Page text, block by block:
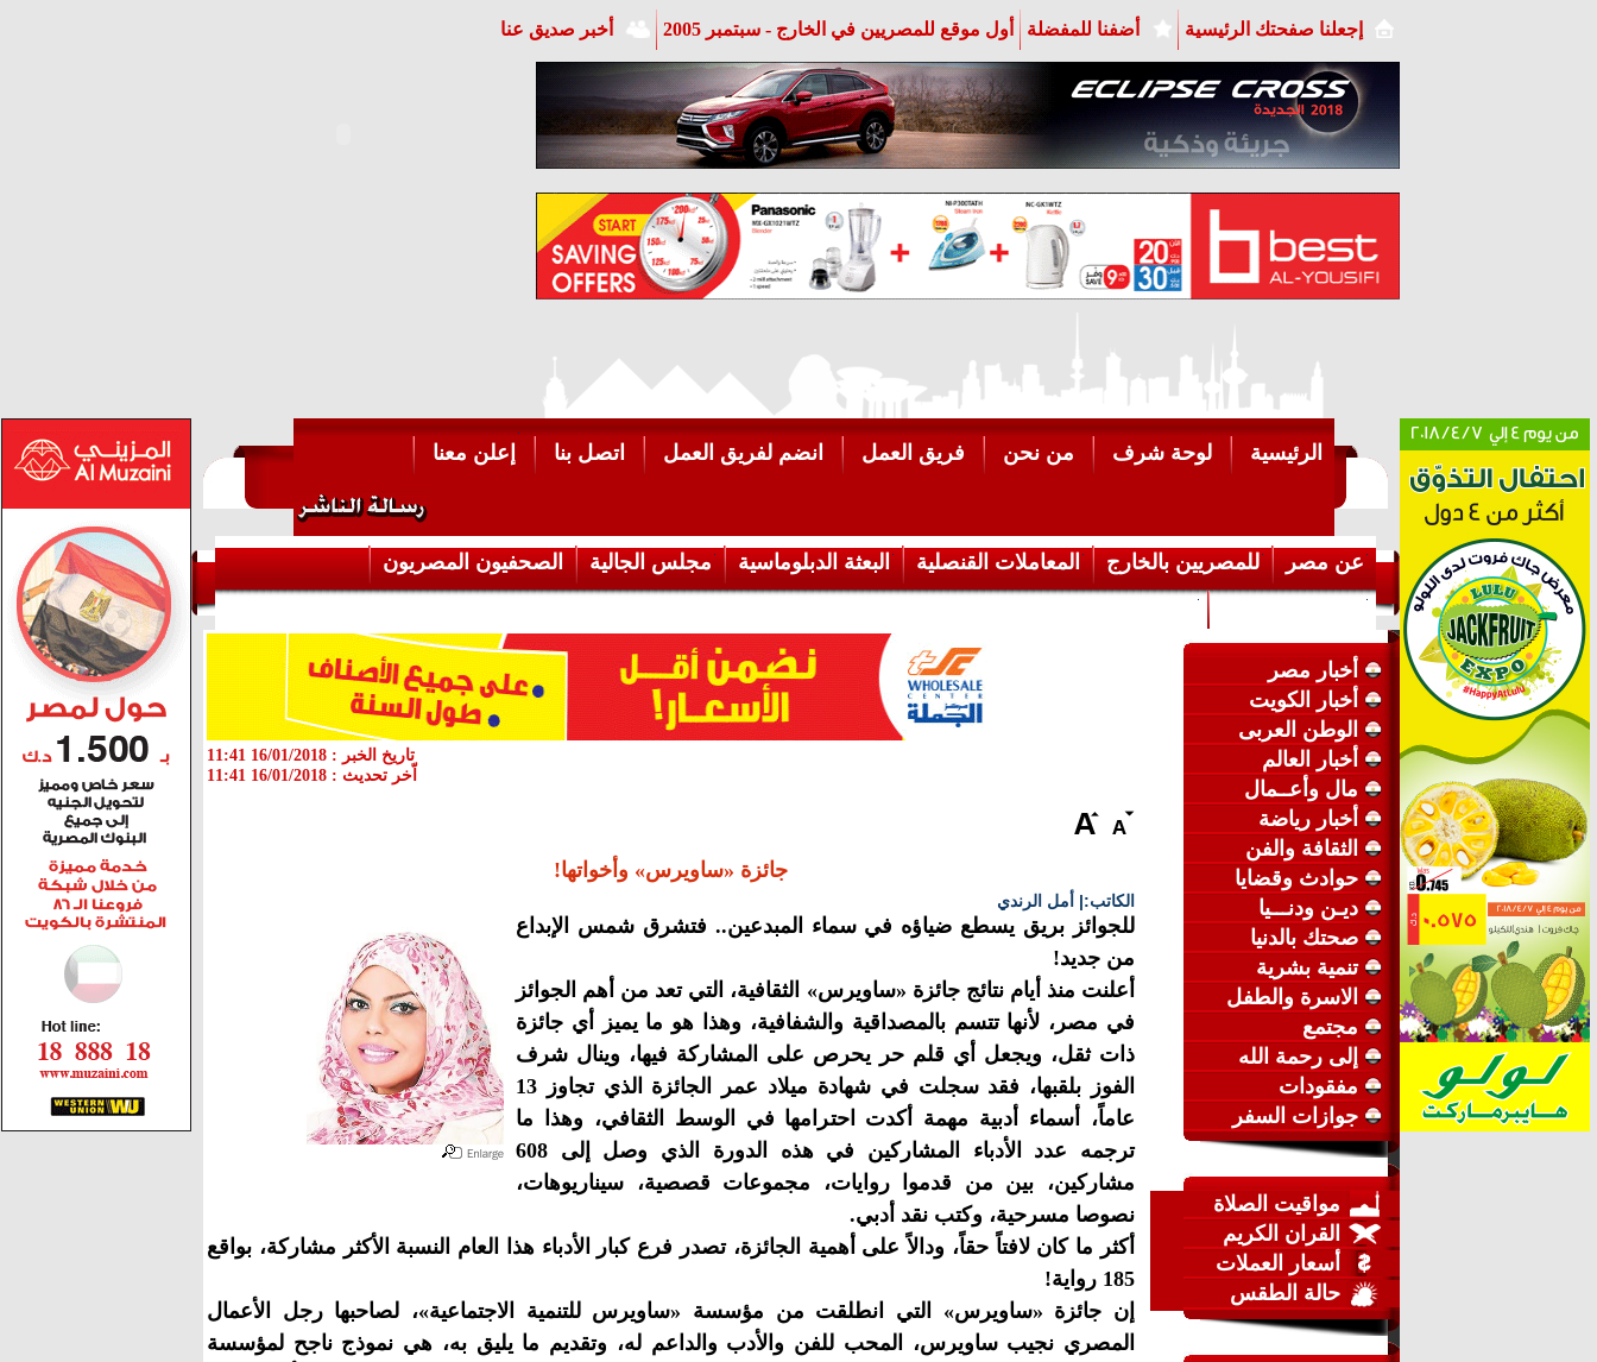
إجعلنا صفحتك الرئيسية أضفنا للمفضلة أول موقع للمصريين في الخارج - سبتمبر 2005 أخبر صديق عنا
الرئيسية لوحة شرف من نحن فريق العمل انضم لفريق العمل اتصل بنا إعلن معنا
عن مصر للمصريين بالخارج المعاملات القنصلية البعثة الدبلوماسية مجلس الجالية
الصحفيون المصريون
أخبار مصر
أخبار الكويت
الوطن العربى
أخبار العالم
مال وأعــمال
أخبار رياضة
الثقافة والفن
حوادث وقضايا
ديـن ودنـــيا
صحتك بالدنيا
تنمية بشرية
الاسرة والطفل
مجتمع
إلى رحمة الله
مفقودات
جوازات السفر
مواقيت الصلاة
القران الكريم
أسعار العملات
حالة الطقس
تاريخ الخبر : 16/01/2018 11:41
اّخر تحديث : 16/01/2018 11:41
جائزة «ساويرس» وأخواتها!
الكاتب:| أمل الرندي
للجوائز بريق يسطع ضياؤه في سماء المبدعين.. فتشرق شمس الإبداع
من جديد!
أعلنت منذ أيام نتائج جائزة «ساويرس» الثقافية، التي تعد من أهم الجوائز
في مصر، لأنها تتسم بالمصداقية والشفافية، وهذا هو ما يميز أي جائزة
ذات ثقل، ويجعل أي قلم حر يحرص على المشاركة فيها، وينال شرف
الفوز بلقبها، فقد سجلت في شهادة ميلاد عمر الجائزة الذي تجاوز 13
عاماً، أسماء أدبية مهمة أكدت احترامها في الوسط الثقافي، وهذا ما
ترجمه عدد الأدباء المشاركين في هذه الدورة الذي وصل إلى 608
مشاركين، بين من قدموا روايات، مجموعات قصصية، سيناريوهات،
نصوصا مسرحية، وكتب نقد أدبي.
أكثر ما كان لافتاً حقاً، ودالاً على أهمية الجائزة، تصدر فرع كبار الأدباء هذا العام النسبة الأكثر مشاركة، بواقع
185 رواية!
إن جائزة «ساويرس» التي انطلقت من مؤسسة «ساويرس للتنمية الاجتماعية»، لصاحبها رجل الأعمال
المصري نجيب ساويرس، المحب للفن والأدب والداعم له، وتقديم ما يليق به، هي نموذج ناجح لمؤسسة